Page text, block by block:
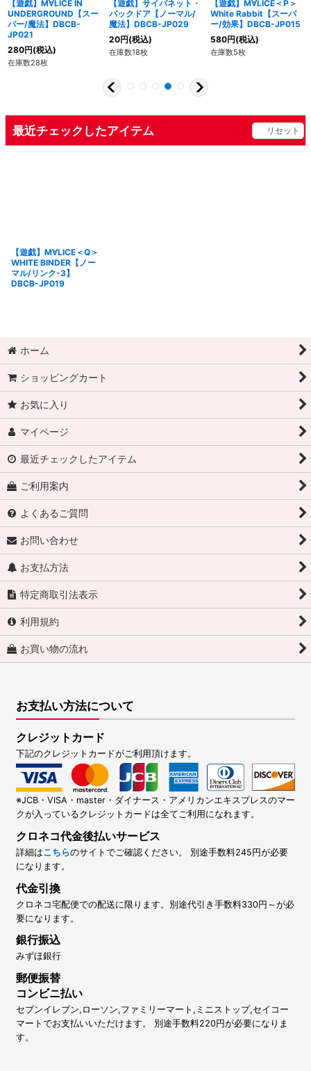
【遊戯】M∀LICE IN
UNDERGROUND【スー
パー/魔法】DBCB-
JP021
280円(税込)
在庫数28枚
【遊戯】サイバネット・
バックドア【ノーマル/
魔法】DBCB-JP029
20円(税込)
在庫数18枚
【遊戯】M∀LICE＜P＞
White Rabbit【スーパ
ー/効果】DBCB-JP015
580円(税込)
在庫数5枚
最近チェックしたアイテム リセット
【遊戯】M∀LICE＜Q＞
WHITE BINDER【ノー
マル/リンク-3】
DBCB-JP019
ホーム
ショッピングカート
お気に入り
マイページ
最近チェックしたアイテム
ご利用案内
よくあるご質問
お問い合わせ
お支払方法
特定商取引法表示
利用規約
お買い物の流れ
お支払い方法について
クレジットカード
下記のクレジットカードがご利用頂けます。
※JCB・VISA・master・ダイナース・アメリカンエキスプレスのマー
クが入っているクレジットカードは全てご利用になれます。
クロネコ代金後払いサービス
詳細はこちらのサイトでご確認ください。 別途手数料245円が必要
になります。
代金引換
クロネコ宅配便での配送に限ります。別途代引き手数料330円～が必
要になります。
銀行振込
みずほ銀行
郵便振替
コンビニ払い
セブンイレブン,ローソン,ファミリーマート,ミニストップ,セイコー
マートでお支払いいただけます。 別途手数料220円が必要になりま
す。